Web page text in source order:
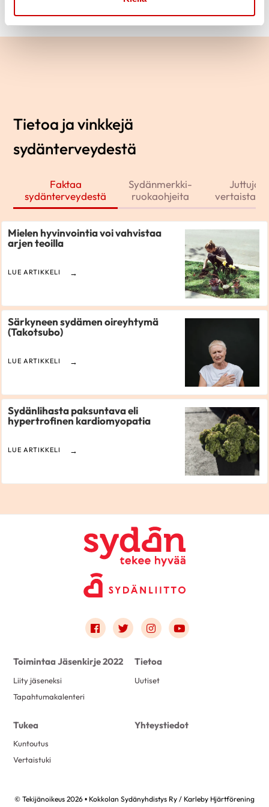
Tietoa ja vinkkejä
sydänterveydestä
Faktaa
sydänterveydestä
Sydänmerkki-
ruokaohjeita
Juttuja
Mielen hyvinvointia voi vahvistaa
arjen teoilla
LUE ARTIKKELI
Särkyneen sydämen oireyhtymä
(Takotsubo)
LUE ARTIKKELI
Sydänlihasta paksuntava eli
hypertrofinen kardiomyopatia
LUE ARTIKKELI
Link to facebook
Link to twitter
Link to instagram
Link to youtube
Toimintaa Jäsenkirje 2022
Liity jäseneksi
Tapahtumakalenteri
Tietoa
Uutiset
Tukea
Kuntoutus
Vertaistuki
Yhteystiedot
© Tekijänoikeus 2026 • Kokkolan Sydänyhdistys Ry / Karleby Hjärtförening